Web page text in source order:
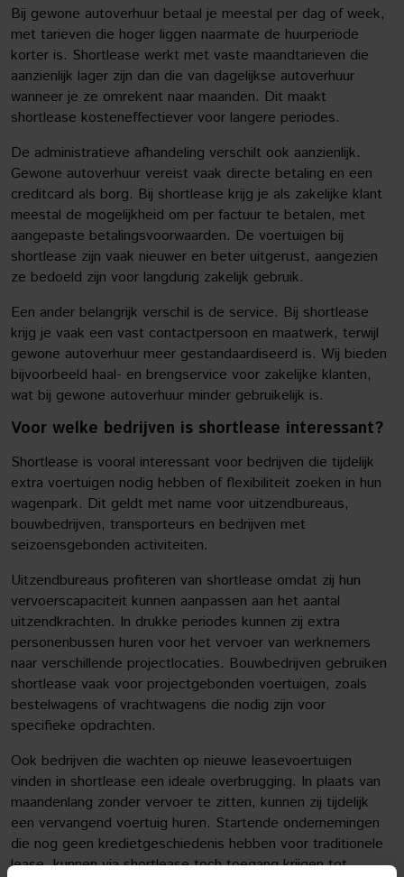
Bij gewone autoverhuur betaal je meestal per dag of week,
met tarieven die hoger liggen naarmate de huurperiode
korter is. Shortlease werkt met vaste maandtarieven die
aanzienlijk lager zijn dan die van dagelijkse autoverhuur
wanneer je ze omrekent naar maanden. Dit maakt
shortlease kosteneffectiever voor langere periodes.
De administratieve afhandeling verschilt ook aanzienlijk.
Gewone autoverhuur vereist vaak directe betaling en een
creditcard als borg. Bij shortlease krijg je als zakelijke klant
meestal de mogelijkheid om per factuur te betalen, met
aangepaste betalingsvoorwaarden. De voertuigen bij
shortlease zijn vaak nieuwer en beter uitgerust, aangezien
ze bedoeld zijn voor langdurig zakelijk gebruik.
Een ander belangrijk verschil is de service. Bij shortlease
krijg je vaak een vast contactpersoon en maatwerk, terwijl
gewone autoverhuur meer gestandaardiseerd is. Wij bieden
bijvoorbeeld haal- en brengservice voor zakelijke klanten,
wat bij gewone autoverhuur minder gebruikelijk is.
Voor welke bedrijven is shortlease interessant?
Shortlease is vooral interessant voor bedrijven die tijdelijk
extra voertuigen nodig hebben of flexibiliteit zoeken in hun
wagenpark. Dit geldt met name voor uitzendbureaus,
bouwbedrijven, transporteurs en bedrijven met
seizoensgebonden activiteiten.
Uitzendbureaus profiteren van shortlease omdat zij hun
vervoerscapaciteit kunnen aanpassen aan het aantal
uitzendkrachten. In drukke periodes kunnen zij extra
personenbussen huren voor het vervoer van werknemers
naar verschillende projectlocaties. Bouwbedrijven gebruiken
shortlease vaak voor projectgebonden voertuigen, zoals
bestelwagens of vrachtwagens die nodig zijn voor
specifieke opdrachten.
Ook bedrijven die wachten op nieuwe leasevoertuigen
vinden in shortlease een ideale overbrugging. In plaats van
maandenlang zonder vervoer te zitten, kunnen zij tijdelijk
een vervangend voertuig huren. Startende ondernemingen
die nog geen kredietgeschiedenis hebben voor traditionele
lease, kunnen via shortlease toch toegang krijgen tot